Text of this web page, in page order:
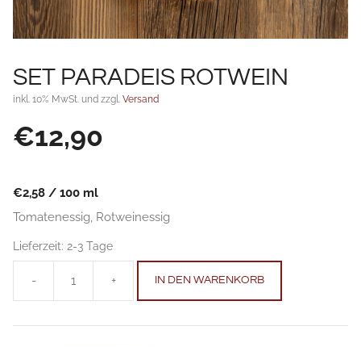
SET PARADEIS ROTWEIN
inkl. 10% MwSt. und zzgl. Versand
€12,90
€2,58 / 100 ml
Tomatenessig, Rotweinessig
Lieferzeit: 2-3 Tage
-
Paradeis
Rotwein
+ IN DEN WARENKORB